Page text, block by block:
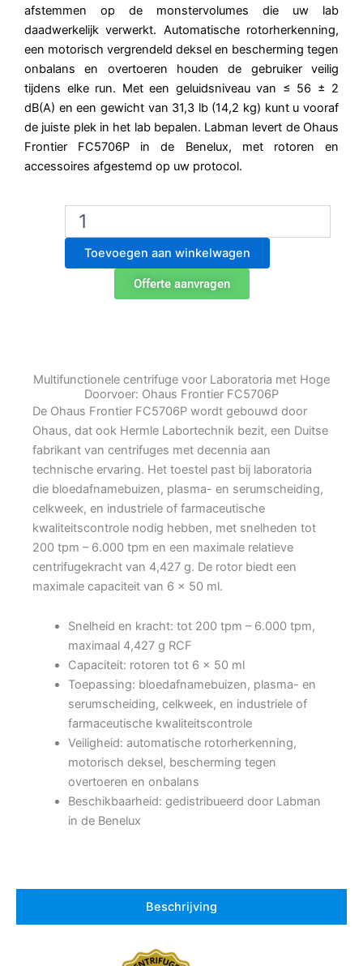
afstemmen op de monstervolumes die uw lab
daadwerkelijk verwerkt. Automatische rotorherkenning,
een motorisch vergrendeld deksel en bescherming tegen
onbalans en overtoeren houden de gebruiker veilig
tijdens elke run. Met een geluidsniveau van ≤ 56 ± 2
dB(A) en een gewicht van 31,3 lb (14,2 kg) kunt u vooraf
de juiste plek in het lab bepalen. Labman levert de Ohaus
Frontier FC5706P in de Benelux, met rotoren en
accessoires afgestemd op uw protocol.
Ohaus
FC5706P
Multifunctionele
Centrifuge
Toevoegen aan winkelwagen
Offerte aanvragen
Multifunctionele centrifuge voor Laboratoria met Hoge
Doorvoer: Ohaus Frontier FC5706P
De Ohaus Frontier FC5706P wordt gebouwd door
Ohaus, dat ook Hermle Labortechnik bezit, een Duitse
fabrikant van centrifuges met decennia aan
technische ervaring. Het toestel past bij laboratoria
die bloedafnamebuizen, plasma- en serumscheiding,
celkweek, en industriele of farmaceutische
kwaliteitscontrole nodig hebben, met snelheden tot
200 tpm – 6.000 tpm en een maximale relatieve
centrifugekracht van 4,427 g. De rotor biedt een
maximale capaciteit van 6 x 50 ml.
Snelheid en kracht: tot 200 tpm – 6.000 tpm,
maximaal 4,427 g RCF
Capaciteit: rotoren tot 6 x 50 ml
Toepassing: bloedafnamebuizen, plasma- en
serumscheiding, celkweek, en industriele of
farmaceutische kwaliteitscontrole
Veiligheid: automatische rotorherkenning,
motorisch deksel, bescherming tegen
overtoeren en onbalans
Beschikbaarheid: gedistribueerd door Labman
in de Benelux
Beschrijving